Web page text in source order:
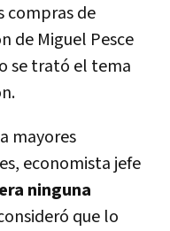
compras de
de Miguel Pesce
se trató el tema
mayores
economista jefe
ninguna
que lo